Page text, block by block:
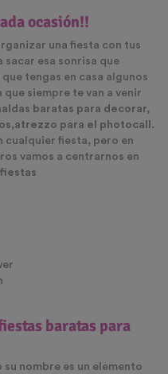
ocasión!!
una fiesta con tus
sacar esa sonrisa que
tengas en casa algunos
siempre te van a venir
baratas para decorar,
para el photocall .
cualquier fiesta, pero en
vamos a centrarnos en
baratas para
nombre es un elemento